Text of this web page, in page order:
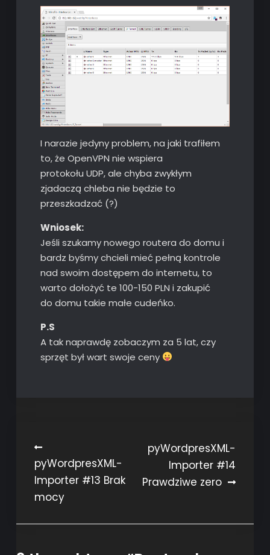
I narazie jedyny problem, na jaki trafiłem
to, że OpenVPN nie wspiera
protokołu UDP, ale chyba zwykłym
zjadaczą chleba nie będzie to
przeszkadzać (?)
Wniosek:
Jeśli szukamy nowego routera do domu i
bardz byśmy chcieli mieć pełną kontrole
nad swoim dostępem do internetu, to
warto dołożyć te 100-150 PLN i zakupić
do domu takie małe cudeńko.
P.S
A tak naprawdę zobaczym za 5 lat, czy
sprzęt był wart swoje ceny
Post
navigation
pyWordpresXML-
Importer #13 Brak
mocy
pyWordpresXML-
Importer #14
Prawdziwe zero